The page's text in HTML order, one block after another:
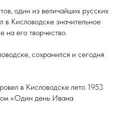
один из величайших русских
в Кисловодске значительное
на его творчество.
сохранился и сегодня
в Кисловодске лето 1953
«Один день Ивана